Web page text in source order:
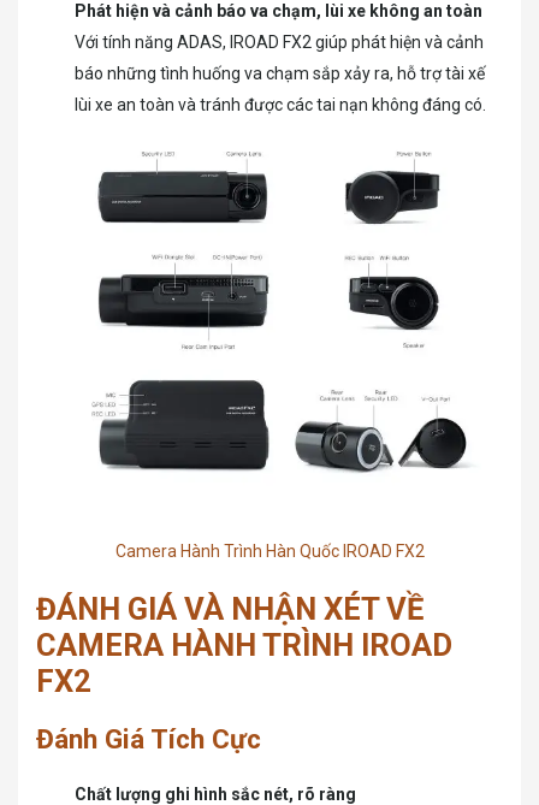
Phát hiện và cảnh báo va chạm, lùi xe không an toàn
Với tính năng ADAS, IROAD FX2 giúp phát hiện và cảnh
báo những tình huống va chạm sắp xảy ra, hỗ trợ tài xế
lùi xe an toàn và tránh được các tai nạn không đáng có.
Camera Hành Trình Hàn Quốc IROAD FX2
ĐÁNH GIÁ VÀ NHẬN XÉT VỀ
CAMERA HÀNH TRÌNH IROAD
FX2
Đánh Giá Tích Cực
Chất lượng ghi hình sắc nét, rõ ràng